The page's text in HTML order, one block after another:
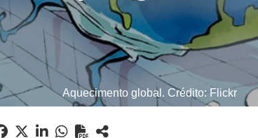
Aquecimento global. Crédito: Flickr